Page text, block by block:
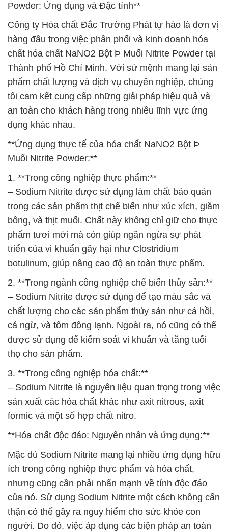
Powder: Ứng dụng và Đặc tính**
Công ty Hóa chất Đắc Trường Phát tự hào là đơn vị
hàng đầu trong việc phân phối và kinh doanh hóa
chất hóa chất NaNO2 Bột Þ Muối Nitrite Powder tại
Thành phố Hồ Chí Minh. Với sứ mệnh mang lại sản
phẩm chất lượng và dịch vụ chuyên nghiệp, chúng
tôi cam kết cung cấp những giải pháp hiệu quả và
an toàn cho khách hàng trong nhiều lĩnh vực ứng
dụng khác nhau.
**Ứng dụng thực tế của hóa chất NaNO2 Bột Þ
Muối Nitrite Powder:**
1. **Trong công nghiệp thực phẩm:**
– Sodium Nitrite được sử dụng làm chất bảo quản
trong các sản phẩm thịt chế biến như xúc xích, giăm
bông, và thịt muối. Chất này không chỉ giữ cho thực
phẩm tươi mới mà còn giúp ngăn ngừa sự phát
triển của vi khuẩn gây hại như Clostridium
botulinum, giúp nâng cao độ an toàn thực phẩm.
2. **Trong ngành công nghiệp chế biến thủy sản:**
– Sodium Nitrite được sử dụng để tạo màu sắc và
chất lượng cho các sản phẩm thủy sản như cá hồi,
cá ngừ, và tôm đông lạnh. Ngoài ra, nó cũng có thể
được sử dụng để kiểm soát vi khuẩn và tăng tuổi
thọ cho sản phẩm.
3. **Trong công nghiệp hóa chất:**
– Sodium Nitrite là nguyên liệu quan trọng trong việc
sản xuất các hóa chất khác như axit nitrous, axit
formic và một số hợp chất nitro.
**Hóa chất độc đáo: Nguyên nhân và ứng dụng:**
Mặc dù Sodium Nitrite mang lại nhiều ứng dụng hữu
ích trong công nghiệp thực phẩm và hóa chất,
nhưng cũng cần phải nhấn mạnh về tính độc đáo
của nó. Sử dụng Sodium Nitrite một cách không cẩn
thận có thể gây ra nguy hiểm cho sức khỏe con
người. Do đó, việc áp dụng các biện pháp an toàn